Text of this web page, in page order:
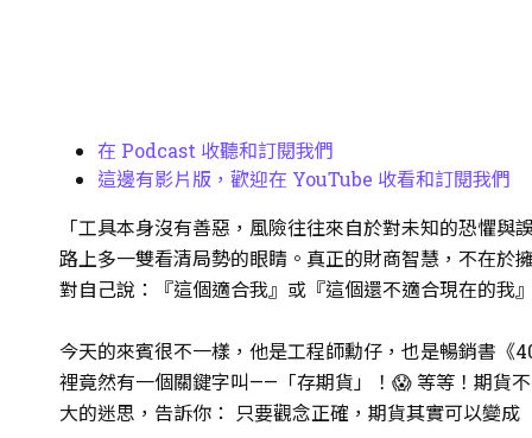
在 Podcast 收聽和訂閱我們
這邊有影片版，歡迎在 YouTube 收看和訂閱我們
「工具本身沒有善惡，風險往往來自於對未知的恐懼
路上多一雙看清局勢的眼睛。真正的財商智慧，不在於
對自己說：『這個適合我』或『這個還不適合現在的我
今天的來賓很不一樣，他是工程師勳仔，也是暢銷書《
裡竟然有一個關鍵字叫——「存期貨」！😱 等等！期貨
大的迷思，告訴你： 只要觀念正確，期貨其實可以變